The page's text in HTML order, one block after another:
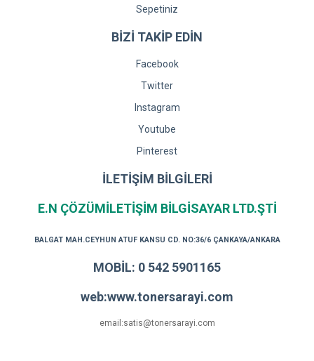
Sepetiniz
BİZİ TAKİP EDİN
Facebook
Twitter
Instagram
Youtube
Pinterest
İLETİŞİM BİLGİLERİ
E.N ÇÖZÜMİLETİŞİM BİLGİSAYAR LTD.ŞTİ
BALGAT MAH.CEYHUN ATUF KANSU CD. NO:36/6 ÇANKAYA/ANKARA
MOBİL: 0 542 5901165
web:www.tonersarayi.com
email:satis@tonersarayi.com